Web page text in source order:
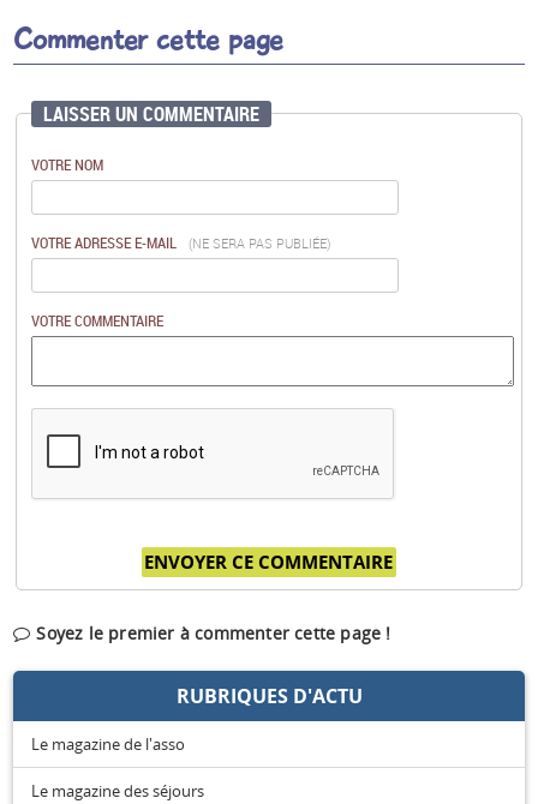
Commenter cette page
LAISSER UN COMMENTAIRE
VOTRE NOM
VOTRE ADRESSE E-MAIL (NE SERA PAS PUBLIÉE)
VOTRE COMMENTAIRE
Soyez le premier à commenter cette page !
RUBRIQUES D'ACTU
Le magazine de l'asso
Le magazine des séjours